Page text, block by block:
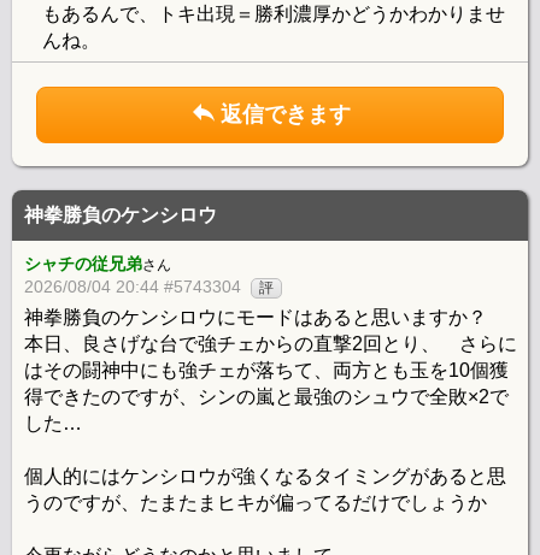
もあるんで、トキ出現＝勝利濃厚かどうかわかりませ
んね。
返信できます
神拳勝負のケンシロウ
シャチの従兄弟さん
2026/08/04 20:44 #5743304 評
神拳勝負のケンシロウにモードはあると思いますか？
本日、良さげな台で強チェからの直撃2回とり、 さらに
はその闘神中にも強チェが落ちて、両方とも玉を10個獲
得できたのですが、シンの嵐と最強のシュウで全敗×2で
した…
個人的にはケンシロウが強くなるタイミングがあると思
うのですが、たまたまヒキが偏ってるだけでしょうか